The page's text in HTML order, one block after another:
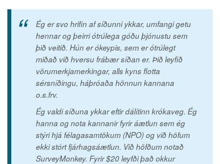
Ég er svo hrifin af síðunni ykkar, umfangi getu
hennar og þeirri ótrúlega góðu þjónustu sem
þið veitið. Hún er ókeypis, sem er ótrúlegt
miðað við hversu frábær síðan er. Þið leyfið
vörumerkjamerkingar, alls kyns flotta
sérsníðingu, háþróaða hönnun kannana
o.s.frv.
Ég valdi síðuna ykkar eftir dálítinn krókaveg. Ég
hanna og nota kannanir fyrir áætlun sem ég
stýri hjá félagasamtökum (NPO) og við höfum
ekki stórt fjárhagsáætlun. Við höfðum notað
SurveyMonkey. Fyrir $20 leyfði það okkur